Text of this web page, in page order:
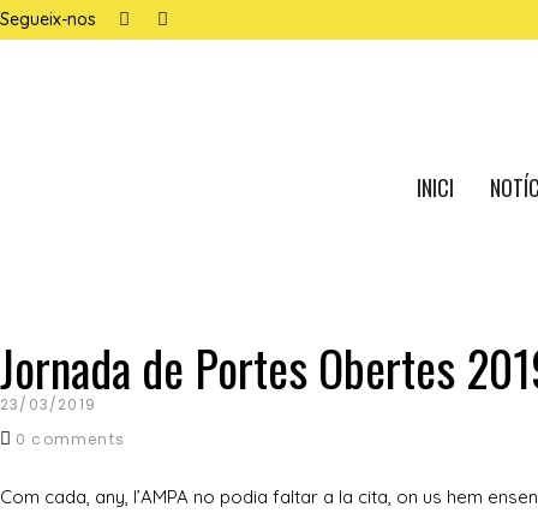
Segueix-nos
INICI
Jornada de Portes Obertes
23/03/2019
0 comments
Com cada, any, l’AMPA no podia faltar a la cita, on us hem